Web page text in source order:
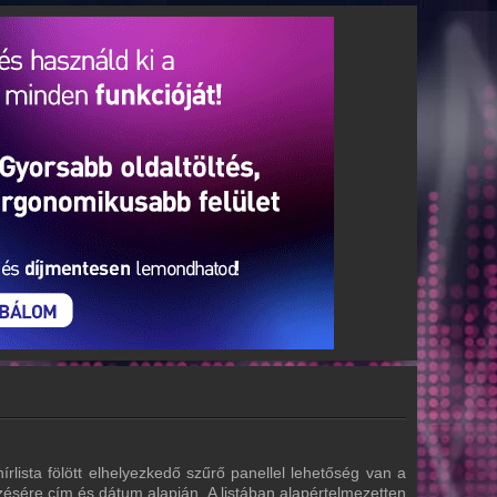
fölött elhelyezkedő szűrő panellel lehetőség van a
cím és dátum alapján. A listában alapértelmezetten